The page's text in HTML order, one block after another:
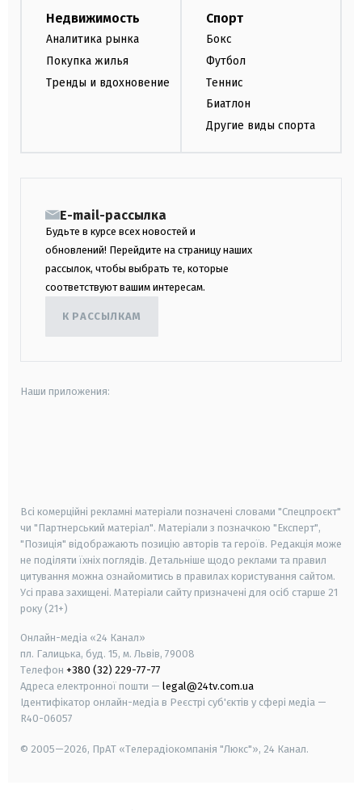
Недвижимость
Аналитика рынка
Покупка жилья
Тренды и вдохновение
Спорт
Бокс
Футбол
Теннис
Биатлон
Другие виды спорта
E-mail-рассылка
Будьте в курсе всех новостей и
обновлений! Перейдите на страницу наших
рассылок, чтобы выбрать те, которые
соответствуют вашим интересам.
К РАССЫЛКАМ
Наши приложения:
Всі комерційні рекламні матеріали позначені словами "Спецпроєкт"
чи "Партнерський матеріал". Матеріали з позначкою "Експерт",
"Позиція" відображають позицію авторів та героїв. Редакція може
не поділяти їхніх поглядів. Детальніше щодо реклами та правил
цитування можна ознайомитись в правилах користування сайтом.
Усі права захищені. Матеріали сайту призначені для осіб старше 21
року (21+)
Онлайн-медіа «24 Канал»
пл. Галицька, буд. 15, м. Львів, 79008
Телефон +380 (32) 229-77-77
Адреса електронної пошти — legal@24tv.com.ua
Ідентифікатор онлайн-медіа в Реєстрі суб'єктів у сфері медіа —
R40-06057
© 2005—2026, ПрАТ «Телерадіокомпанія "Люкс"», 24 Канал.